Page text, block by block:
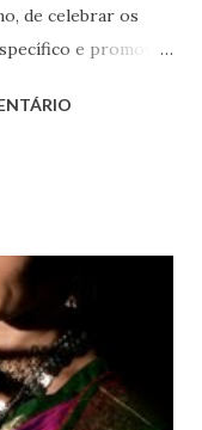
de celebrar os
e promover
sobre os direitos
de opinião
e de
da Declaração
estado no centro
nos últimos dois